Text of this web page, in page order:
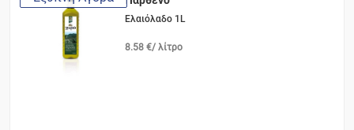
Ελαιόλαδο 1L
8.58 €/ λίτρο